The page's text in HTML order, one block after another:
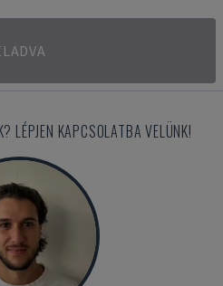
LÉPJEN KAPCSOLATBA VELÜNK!